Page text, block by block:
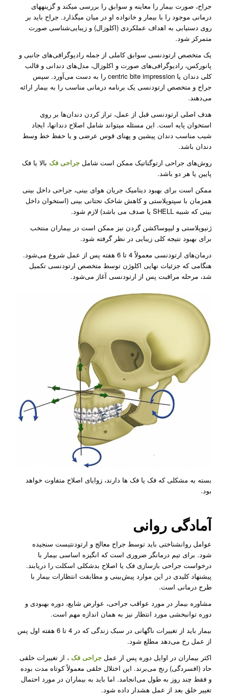
جراح، صورت بیمار را معاینه و سوابق را بررسی می­کند و گزینه­های
درمانی موجود را با بیمار و خانواده او در میان می­گذارد. جراح باید بر
روی دستیابی به اهداف عملکردی (اکلوزال) و زیبایی‌شناسی صورت
متمرکز شود.
یک متخصص ارتودنسی سوابق کاملی از جمله رادیوگرافی‌های جانبی و
پانورکس، رادیوگرافی‌های صورت و اکلوزال، مدل‌های دندانی و قالب
کلی دندان یا centric bite impression را به دست می‌آورد. سپس
جراح و متخصص ارتودنسی یک برنامه درمانی مناسب را به بیمار ارائه
می‌دهند.
هدف اصلی ارتودنسی قبل از عمل، تراز کردن دندان‌ها بر روی
استخوان پایه است. این مسئله می­تواند شامل اصلاح دندان­ها، ایجاد
شیب مناسب دندان پیشین و پهنای قوس عرضی و یا حفظ خط وسط
دندان باشد.
روش‌های جراحی ارتوگناتیک ممکن است شامل جراحی فکبالا یا فک
پایین یا هر دو باشد.
ممکن است برای بهبود دینامیک جریان هوای بینی، جراحی داخل بینی
همزمان با سپتوپلاستی و کاهش شاخک تحتانی بینی (استخوان داخل
بینی که شبیه SHELL یا صدف می باشد) لازم شود.
ژنیوپلاستی و لیپوساکشن گردن نیز ممکن است در بیماران منتخب
برای بهبود نتیجه کلی زیبایی در نظر گرفته شود.
درمان‌های ارتودنسی معمولاً 4 تا 6 هفته پس از عمل شروع می‌شود.
هنگامی که جزئیات نهایی اکلوژن توسط متخصص ارتودنسی تکمیل
شد، مرحله مراقبت پس از ارتودنسی آغاز می‌شود.
بسته به مشکلی که فک یا فک ها دارند، زوایای اصلاح متفاوت خواهد
بود.
آمادگی روانی
عوامل روانشناختی باید توسط جراح معالج و ارتودنتیست سنجیده
شود. برای تیم درمانگر ضروری است که انگیزه اساسی بیمار با
درخواست جراحی بازسازی فک یا اصلاح بدشکلی اسکلت را دریابند.
پیشنهاد کلیدی در این موارد پیش‌بینی و مطابقت انتظارات بیمار با
طرح درمانی است.
مشاوره بیمار در مورد عواقب جراحی، عوارض شایع، دوره بهبودی و
دوره توانبخشی مورد انتظار نیز به همان اندازه مهم است.
بیمار باید از تغییرات ناگهانی در سبک زندگی که در 4 تا 6 هفته اول پس
از عمل رخ می‌دهد مطلع شود.
اکثر بیماران در اوایل دوره پس از عمل جراحی فک ، از تغییرات خلقی
حاد (افسردگی) رنج می‌برند. این اختلال خلقی معمولاً کوتاه مدت بوده
و فقط چند روز به طول می‌انجامد. اما باید به بیماران در مورد احتمال
تغییر خلق بعد از عمل هشدار داده شود.